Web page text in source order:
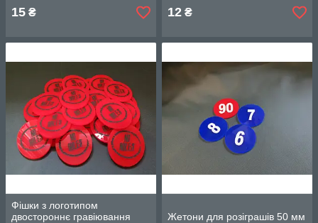
15 ₴ 12 ₴
Фішки з логотипом
двостороннє гравіювання
Жетони для розіграшів 50 мм